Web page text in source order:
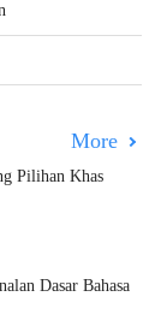
More
Pilihan Khas
Dasar Bahasa